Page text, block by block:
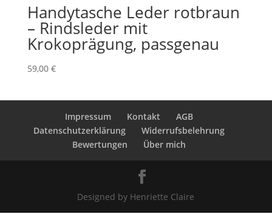
Handytasche Leder rotbraun
– Rindsleder mit
Krokoprägung, passgenau
59,00 €
Impressum Kontakt
AGB
Datenschutzerklärung
Widerrufsbelehrung
Bewertungen
Über mich
Designed by Henriette Claire